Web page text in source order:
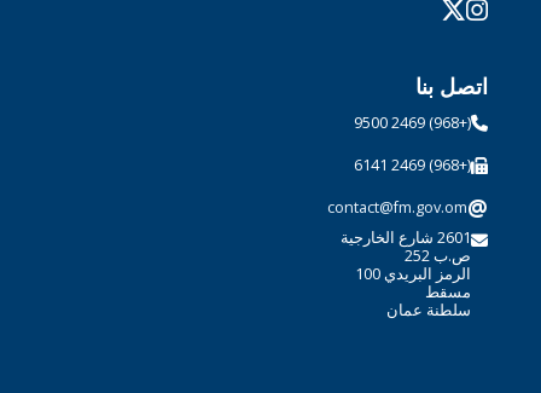
اتصل بنا
(+968) 2469 9500
(+968) 2469 6141
@
contact@fm.gov.om
2601 شارع الخارجية
ص.ب 252
الرمز البريدي 100
مسقط
سلطنة عمان